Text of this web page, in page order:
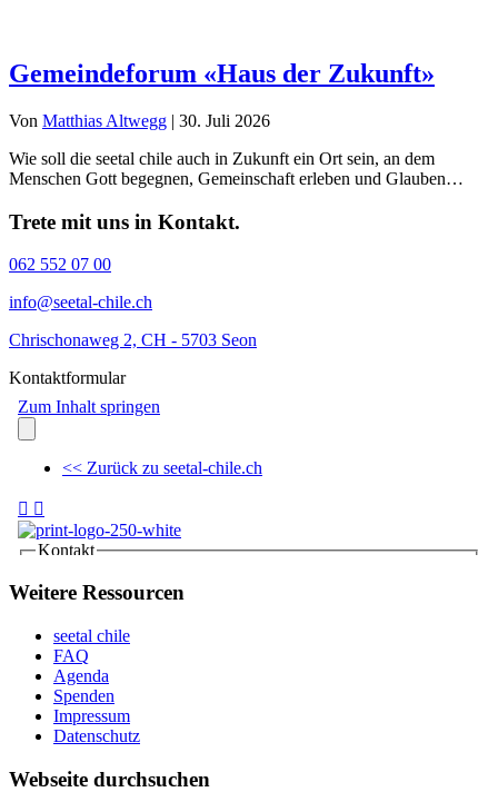
Gemeindeforum «Haus der Zukunft»
Von Matthias Altwegg | 30. Juli 2026
Wie soll die seetal chile auch in Zukunft ein Ort sein, an dem
Menschen Gott begegnen, Gemeinschaft erleben und Glauben…
Trete mit uns in Kontakt.
062 552 07 00
info@seetal-chile.ch
Chrischonaweg 2, CH - 5703 Seon
Kontaktformular
Weitere Ressourcen
seetal chile
FAQ
Agenda
Spenden
Impressum
Datenschutz
Webseite durchsuchen